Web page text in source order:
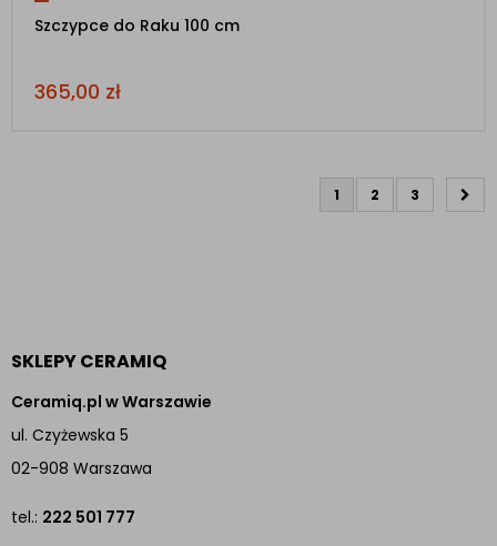
Szczypce do Raku 100 cm
365,00 zł
1 2 3
SKLEPY CERAMIQ
Ceramiq.pl w Warszawie
ul. Czyżewska 5
02-908 Warszawa
tel.: 222 501 777